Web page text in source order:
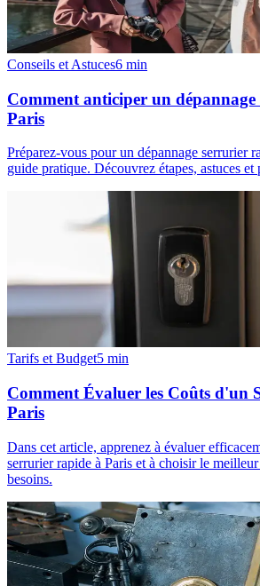
Conseils et Astuces6 min
Comment anticiper un
Paris
Préparez-vous pour un dépannage serrurier
guide pratique. Découvrez étapes, astuces et
Tarifs et Budget5 min
Comment Évaluer les Coûts d'un
Paris
Dans cet article, apprenez à évaluer
serrurier rapide à Paris et à choisir le
besoins.